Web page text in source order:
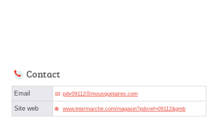
Contact
Email pdv09112ⓐmousquetaires.com
Site web www.intermarche.com/magasin?pdvref=09112&gmb